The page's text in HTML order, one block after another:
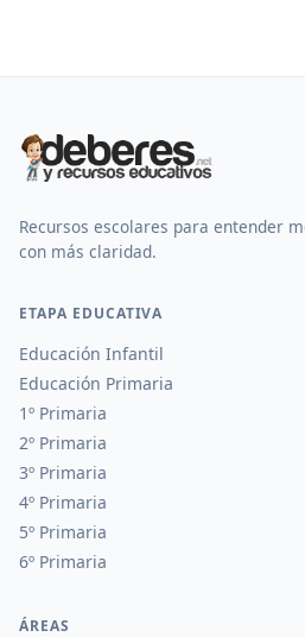
Recursos escolares para entender
con más claridad.
ETAPA EDUCATIVA
Educación Infantil
Educación Primaria
1º Primaria
2º Primaria
3º Primaria
4º Primaria
5º Primaria
6º Primaria
ÁREAS